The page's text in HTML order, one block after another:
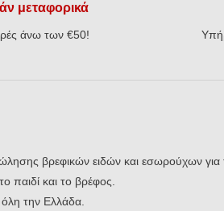
μεταφορικά
άνω των €50!
βρεφικών ειδών και εσωρούχων για
παιδί και το βρέφος.
την Ελλάδα.